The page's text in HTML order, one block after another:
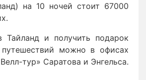
на 10 ночей стоит 67000
Тайланд и получить подарок
можно в офисах
тур» Саратова и Энгельса.